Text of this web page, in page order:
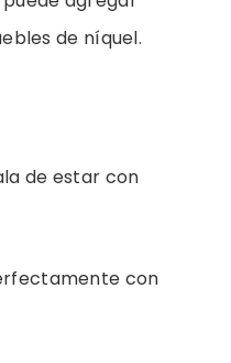
de níquel.
de estar con
con